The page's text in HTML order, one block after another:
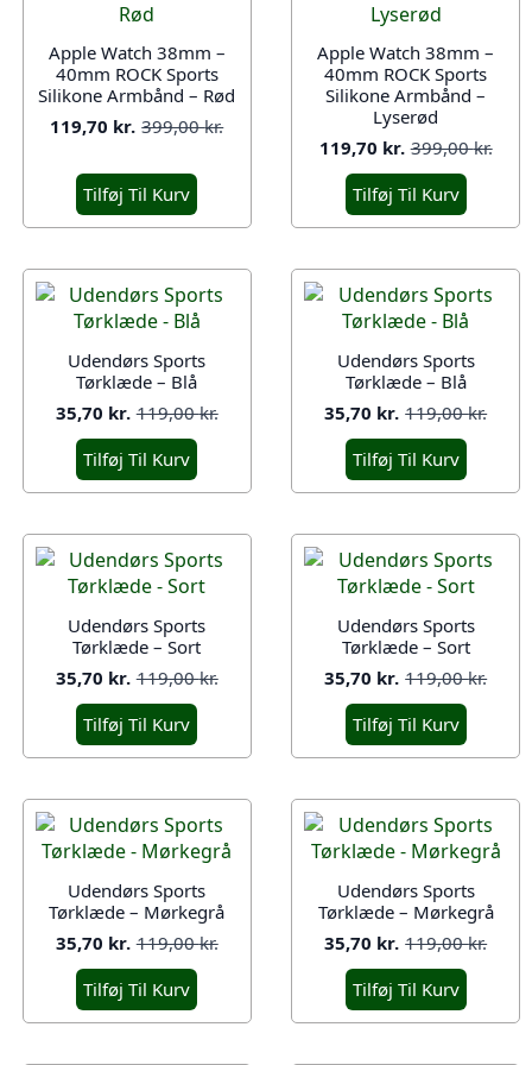
Apple Watch 38mm –
40mm ROCK Sports
Silikone Armbånd – Rød
399,00kr.
Den
pris
var:
399,00 kr..
119,70 kr.Den
pris
er:
119,70 kr..
Tilføj Til Kurv
Apple Watch 38mm –
40mm ROCK Sports
Silikone Armbånd –
Lyserød
399,00kr.
Den
oprindelige
pris
var:
119,70 kr.Den
aktuelle
pris
er:
Tilføj Til Kurv
Udendørs Sports
Tørklæde – Blå
119,00kr.
Den
oprindelige
pris
var:
35,70 kr. Den
aktuelle
pris
er:
Tilføj Til Kurv
Udendørs Sports
Tørklæde – Blå
119,00kr.
Den
oprindelige
pris
var:
35,70 kr. Den
aktuelle
pris
er:
Tilføj Til Kurv
Udendørs Sports
Tørklæde – Sort
119,00kr.
Den
oprindelige
pris
var:
35,70 kr. Den
aktuelle
pris
er:
Tilføj Til Kurv
Udendørs Sports
Tørklæde – Sort
119,00kr.
Den
oprindelige
pris
var:
35,70 kr. Den
aktuelle
pris
er:
Tilføj Til Kurv
Udendørs Sports
Tørklæde – Mørkegrå
119,00kr.
Den
oprindelige
pris
var:
35,70 kr. Den
aktuelle
pris
er:
Tilføj Til Kurv
Udendørs Sports
Tørklæde – Mørkegrå
119,00kr.
Den
oprindelige
pris
var:
35,70 kr. Den
aktuelle
pris
er:
Tilføj Til Kurv